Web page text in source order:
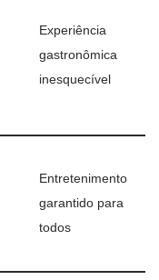
Experiência
gastronômica
inesquecível
Entretenimento
garantido para
todos